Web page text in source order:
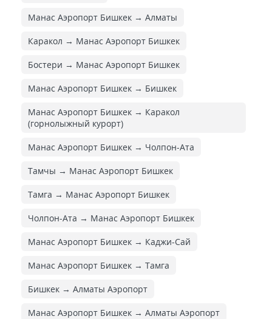
Манас Аэропорт Бишкек → Алматы
Каракол → Манас Аэропорт Бишкек
Бостери → Манас Аэропорт Бишкек
Манас Аэропорт Бишкек → Бишкек
Манас Аэропорт Бишкек → Каракол
(горнолыжный курорт)
Манас Аэропорт Бишкек → Чолпон-Ата
Тамчы → Манас Аэропорт Бишкек
Тамга → Манас Аэропорт Бишкек
Чолпон-Ата → Манас Аэропорт Бишкек
Манас Аэропорт Бишкек → Каджи-Сай
Манас Аэропорт Бишкек → Тамга
Бишкек → Алматы Аэропорт
Манас Аэропорт Бишкек → Алматы Аэропорт